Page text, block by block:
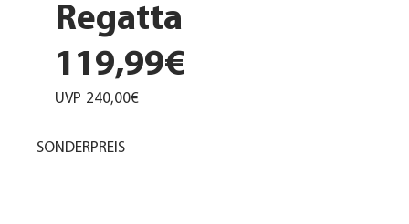
Regatta
119,99€
UVP 240,00€
SONDERPREIS